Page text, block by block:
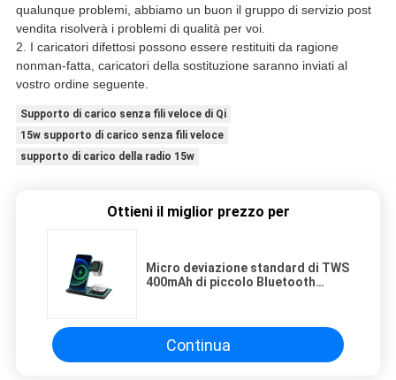
qualunque problemi, abbiamo un buon il gruppo di servizio post
vendita risolverà i problemi di qualità per voi.
2. I caricatori difettosi possono essere restituiti da ragione
nonman-fatta, caricatori della sostituzione saranno inviati al
vostro ordine seguente.
Supporto di carico senza fili veloce di Qi
15w supporto di carico senza fili veloce
supporto di carico della radio 15w
Ottieni il miglior prezzo per
Micro deviazione standard di TWS
400mAh di piccolo Bluetooth
Continua